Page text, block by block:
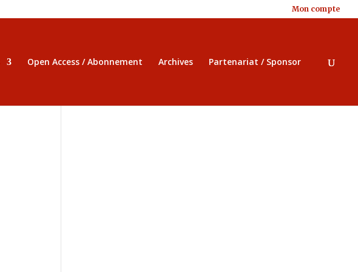
Mon compte
Open Access / Abonnement Archives Partenariat / Sponsor